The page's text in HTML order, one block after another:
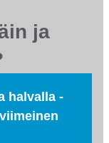
ja
halvalla -